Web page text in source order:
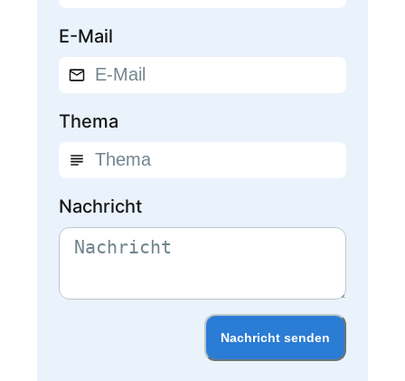
E-Mail
Thema
Nachricht
Nachricht senden